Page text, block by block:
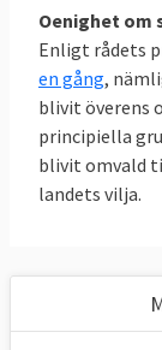
Oenighet om
Enligt rådets
en gång,
blivit överens
principiella
blivit omvald
landets vilja.